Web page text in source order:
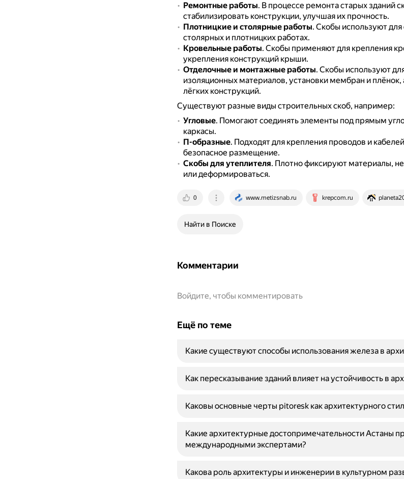
Ремонтные работы. В процессе ремонта старых зданий
стабилизировать конструкции, улучшая их прочность.
Плотницкие и столярные работы. Скобы используют
столярных и плотницких работах.
Кровельные работы. Скобы применяют для крепления
укрепления конструкций крыши.
Отделочные и монтажные работы. Скобы используют
изоляционных материалов, установки мембран и
лёгких конструкций.
Существуют разные виды строительных скоб, например:
Угловые. Помогают соединять элементы под прямым
каркасы.
П-образные. Подходят для крепления проводов и
безопасное размещение.
Скобы для утеплителя. Плотно фиксируют материалы, не
или деформироваться.
0 www.metizsnab.ru krepcom.ru
Найти в Поиске
Комментарии
Войдите, чтобы комментировать
Ещё по теме
Какие существуют способы использования железа в
Как пересказывание зданий влияет на устойчивость в
Каковы основные черты pitoresk как архитектурного
Какие архитектурные достопримечательности Астаны
международными экспертами?
Какова роль архитектуры и инженерии в культурном